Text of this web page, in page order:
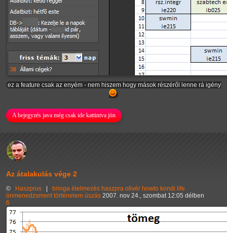
ez a feature csak az enyém - nem hiszem hogy mások részéről lenne rá igény
A bejegyzés java még csak ide kattintva jön
Az átalakulás vége 2
© Haszprus bringa élelmezés haszpra olivér howto kondi life
önmenedzsment történelem úszás 2007. nov 24., szombat 12:05 délben
6